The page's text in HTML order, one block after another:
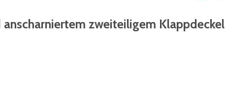
anscharniertem zweiteiligem Klappdeckel